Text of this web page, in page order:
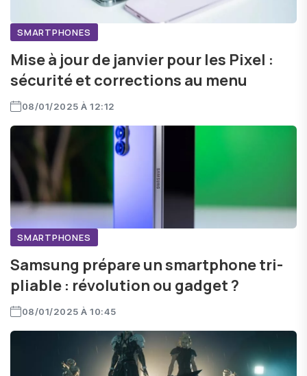
SMARTPHONES
Mise à jour de janvier pour les Pixel :
sécurité et corrections au menu
08/01/2025 À 12:12
SMARTPHONES
Samsung prépare un smartphone tri-
pliable : révolution ou gadget ?
08/01/2025 À 10:45